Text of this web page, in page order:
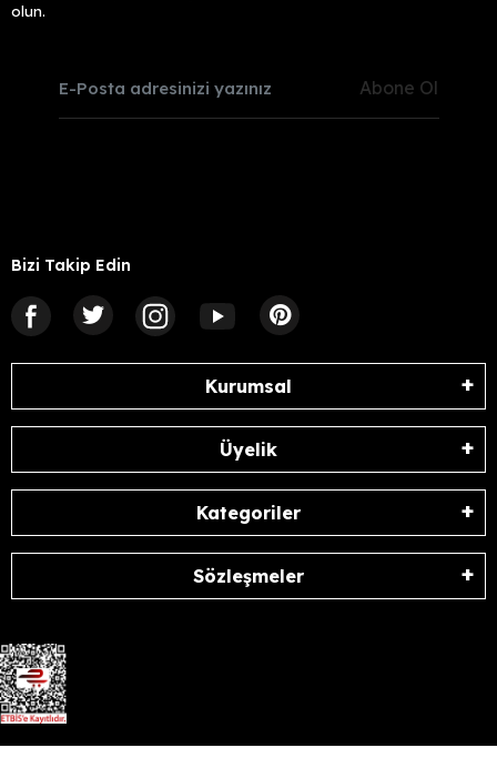
olun.
Abone Ol
Bizi Takip Edin
Kurumsal
Üyelik
Kategoriler
Sözleşmeler